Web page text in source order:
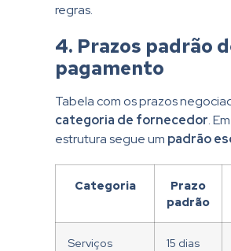
regras.
4. Prazos padrão
pagamento
Tabela com os prazos
categoria de fornecedor.
estrutura segue um padrão
Categoria
Prazo
padrão
Serviços
15 dias